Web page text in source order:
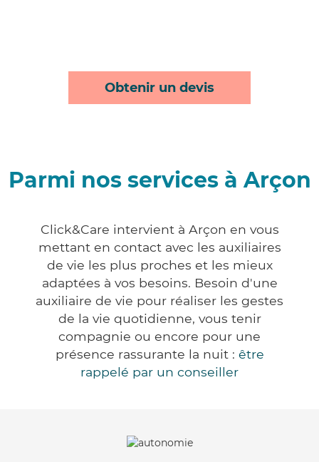
Obtenir un devis
Parmi nos services à Arçon
Click&Care intervient à Arçon en vous
mettant en contact avec les auxiliaires
de vie les plus proches et les mieux
adaptées à vos besoins. Besoin d'une
auxiliaire de vie pour réaliser les gestes
de la vie quotidienne, vous tenir
compagnie ou encore pour une
présence rassurante la nuit : être
rappelé par un conseiller